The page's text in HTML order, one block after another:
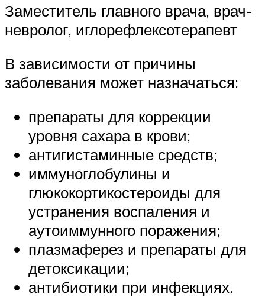
Заместитель главного врача, врач-
невролог, иглорефлексотерапевт
В зависимости от причины
заболевания может назначаться:
препараты для коррекции
уровня сахара в крови;
антигистаминные средств;
иммуноглобулины и
глюкокортикостероиды для
устранения воспаления и
аутоиммунного поражения;
плазмаферез и препараты для
детоксикации;
антибиотики при инфекциях.